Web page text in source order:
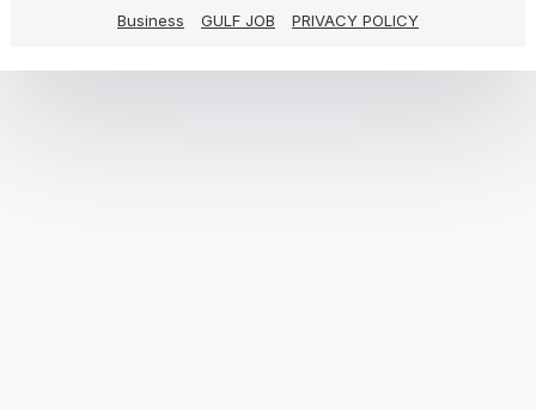
Business
GULF JOB PRIVACY POLICY